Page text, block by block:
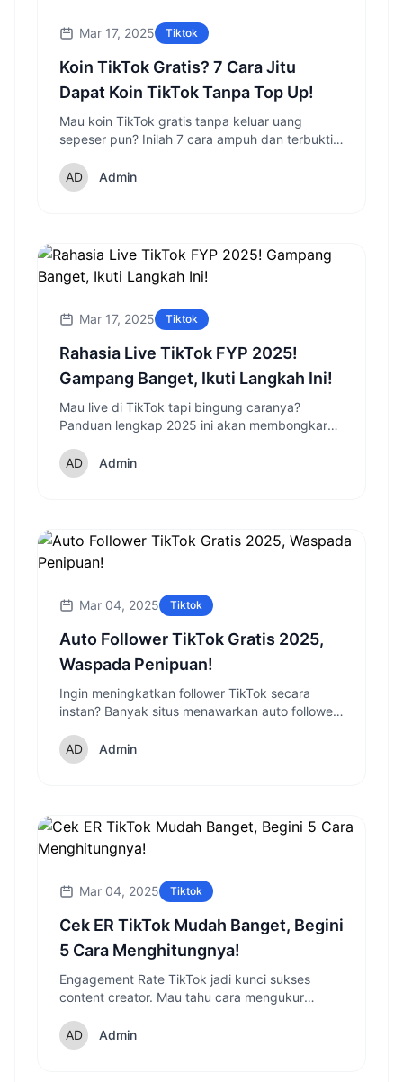
Mar 17, 2025 Tiktok
Koin TikTok Gratis? 7 Cara Jitu
Dapat Koin TikTok Tanpa Top Up!
Mau koin TikTok gratis tanpa keluar uang
sepeser pun? Inilah 7 cara ampuh dan terbukti
siap coba?
Admin
Mar 17, 2025 Tiktok
Rahasia Live TikTok FYP 2025!
Gampang Banget, Ikuti Langkah Ini!
Mau live di TikTok tapi bingung caranya?
Panduan lengkap 2025 ini akan membongkar
TikTok dan meraih banyak penonton!
Admin
Mar 04, 2025 Tiktok
Auto Follower TikTok Gratis 2025,
Waspada Penipuan!
Ingin meningkatkan follower TikTok secara
instan? Banyak situs menawarkan auto follower
mengejutkan dan cara aman mendapatkan
follower TikTok yang jarang diketahui!
Admin
Mar 04, 2025 Tiktok
Cek ER TikTok Mudah Banget, Begini
5 Cara Menghitungnya!
Engagement Rate TikTok jadi kunci sukses
content creator. Mau tahu cara mengukur
lengkap cara cek ER TikTok yang bisa langsung
kamu praktikkan!
Admin